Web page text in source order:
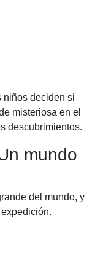
niños deciden si
misteriosa en el
descubrimientos.
mundo
del mundo, y